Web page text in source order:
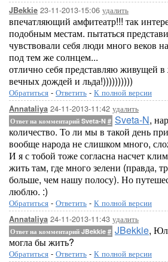
JBekkie 23-11-2013-15:06 удалить
впечатляющий амфитеатр!!! так
подобным местам. пытаться
чувствовали себя люди много веков
под тем же солнцем...
отлично себя представляю живущей
вечных дождей и льда!))))))))))
Обратиться - Ответить - К полной версии
Annataliya 24-11-2013-11:42 удалить
Ответ на комментарий Sveta-N # Sveta-N,
количество. То ли мы в такой день
вообще народа не слишком много,
И я с тобой тоже согласна насчет
жить там, где много зелени (правда,
больше, чем нашу полосу). Но
люблю. :)
Обратиться - Ответить - К полной версии
Annataliya 24-11-2013-11:43 удалить
Ответ на комментарий JBekkie # JBekkie,
могла бы жить?
Обратиться - Ответить - К полной версии